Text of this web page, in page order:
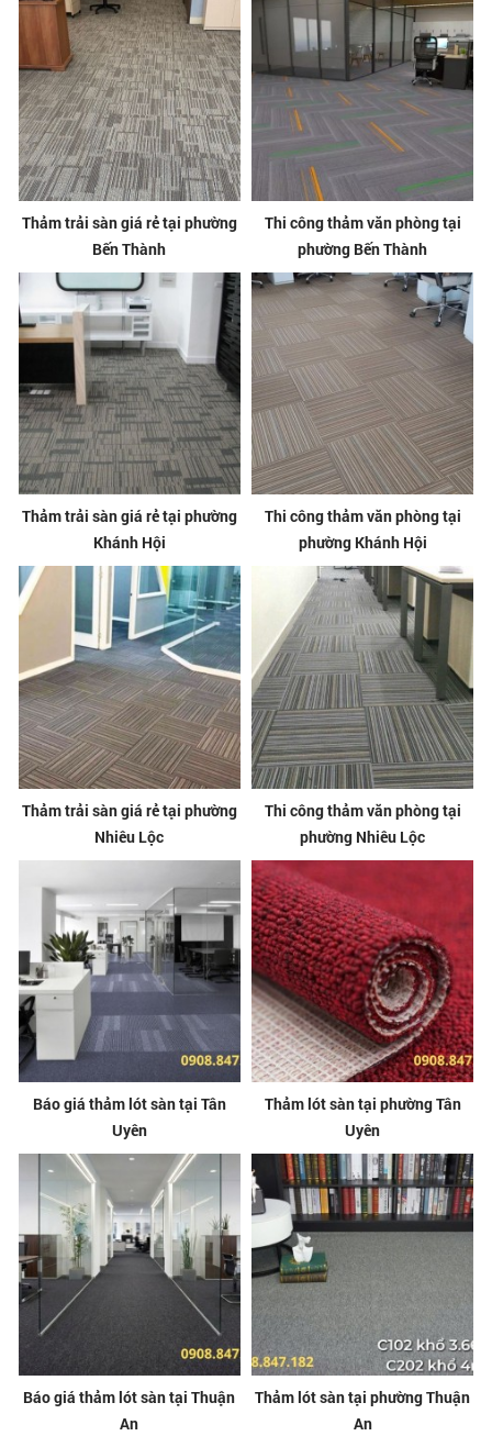
Thảm trải sàn giá rẻ tại phường
Bến Thành
Thi công thảm văn phòng tại
phường Bến Thành
Thảm trải sàn giá rẻ tại phường
Khánh Hội
Thi công thảm văn phòng tại
phường Khánh Hội
Thảm trải sàn giá rẻ tại phường
Nhiêu Lộc
Thi công thảm văn phòng tại
phường Nhiêu Lộc
Báo giá thảm lót sàn tại Tân
Uyên
Thảm lót sàn tại phường Tân
Uyên
Báo giá thảm lót sàn tại Thuận
An
Thảm lót sàn tại phường Thuận
An